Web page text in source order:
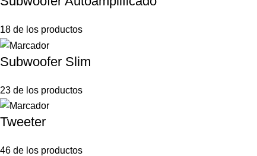
18 de los productos
Subwoofer Slim
23 de los productos
Tweeter
46 de los productos